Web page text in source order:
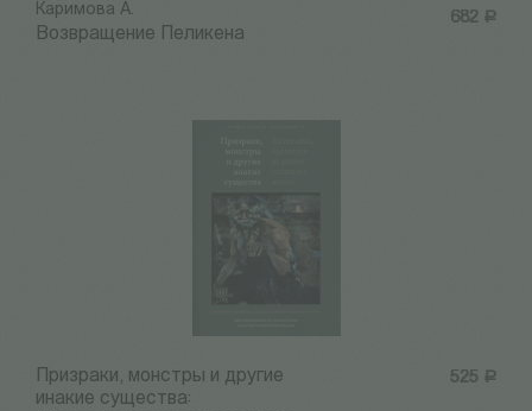
682 Р
Каримова А.
Возвращение Пеликена
525 Р
Призраки, монстры и другие
инакие существа: